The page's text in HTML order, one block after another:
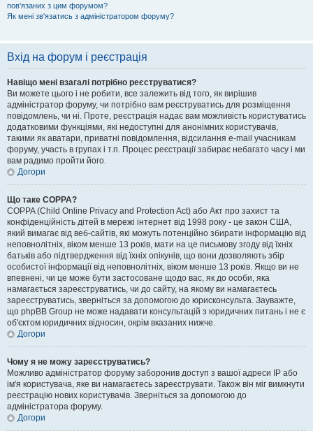
пов'язаних з цим форумом?
Як мені зв'язатись з адміністратором форуму?
Вхід на форум і реєстрація
Навіщо мені взагалі потрібно реєструватися?
Ви можете цього і не робити, все залежить від того, як вирішив
адміністратор форуму, чи потрібно вам реєструватись для розміщення
повідомлень, чи ні. Проте, реєстрація надає вам можливість користуватись
додатковими функціями, які недоступні для анонімних користувачів,
такими як аватари, приватні повідомлення, відсилання e-mail учасникам
форуму, участь в групах і т.п. Процес реєстрації забирає небагато часу і ми
вам радимо пройти його.
Догори
Що таке COPPA?
COPPA (Child Online Privacy and Protection Act) або Акт про захист та
конфіденційність дітей в мережі інтернет від 1998 року - це закон США,
який вимагає від веб-сайтів, які можуть потенційно збирати інформацію від
неповнолітніх, віком менше 13 років, мати на це письмову згоду від їхніх
батьків або підтвердження від їхніх опікунів, що вони дозволяють збір
особистої інформації від неповнолітніх, віком менше 13 років. Якщо ви не
впевнені, чи це може бути застосоване щодо вас, як до особи, яка
намагається зареєструватись, чи до сайту, на якому ви намагаєтесь
зареєструватись, зверніться за допомогою до юрисконсульта. Зауважте,
що phpBB Group не може надавати консультацій з юридичних питань і не є
об'єктом юридичних відносин, окрім вказаних нижче.
Догори
Чому я не можу зареєструватись?
Можливо адміністратор форуму заборонив доступ з вашої адреси IP або
ім'я користувача, яке ви намагаєтесь зареєструвати. Також він міг вимкнути
реєстрацію нових користувачів. Зверніться за допомогою до
адміністратора форуму.
Догори